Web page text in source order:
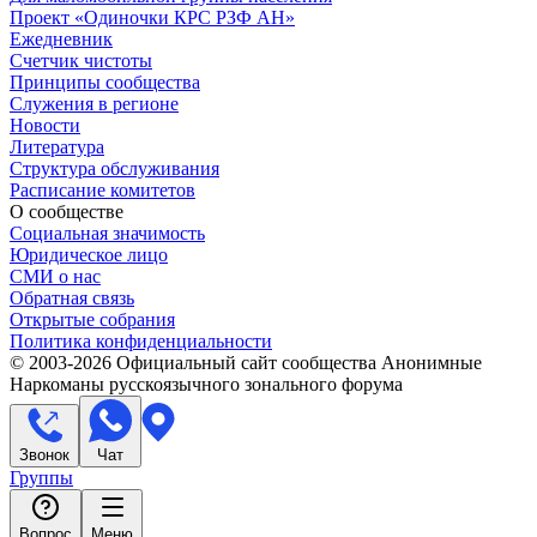
Проект «Одиночки КРС РЗФ АН»
Ежедневник
Счетчик чистоты
Принципы сообщества
Служения в регионе
Новости
Литература
Структура обслуживания
Расписание комитетов
О сообществе
Социальная значимость
Юридическое лицо
СМИ о нас
Обратная связь
Открытые собрания
Политика конфиденциальности
© 2003-2026 Официальный сайт сообщества Анонимные
Наркоманы русскоязычного зонального форума
Звонок Чат
Группы